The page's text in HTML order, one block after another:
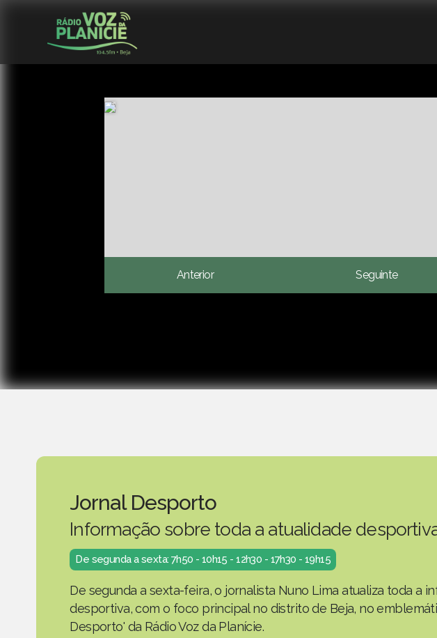
Anterior Seguinte
Jornal Desporto
Informação sobre toda a atualidade
De segunda a sexta: 7h50 - 10h15 - 12h30 - 17h30 - 19h15
De segunda a sexta-feira, o jornalista Nuno Lima atualiza toda a
desportiva, com o foco principal no distrito de Beja, no
Desporto' da Rádio Voz da Planície.